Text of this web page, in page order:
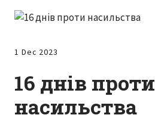
1 Dec 2023
16 днів проти
насильства